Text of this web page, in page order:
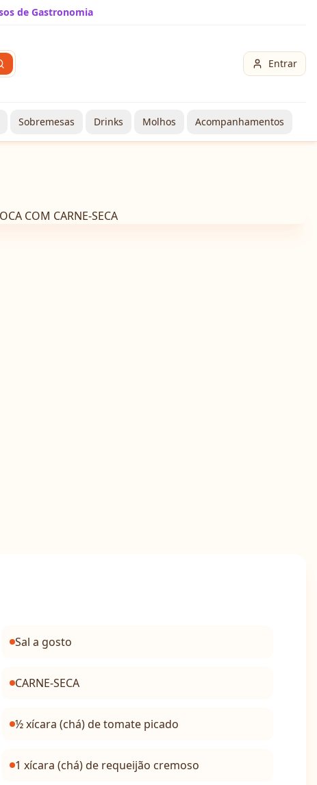
de Gastronomia
Entrar
Sobremesas Drinks Molhos Acompanhamentos
Sal a gosto
CARNE-SECA
½ xícara (chá) de tomate picado
1 xícara (chá) de requeijão cremoso